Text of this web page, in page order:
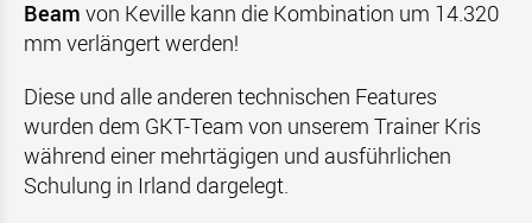
Beam von Keville kann die Kombination um 14.320
mm verlängert werden!
Diese und alle anderen technischen Features
wurden dem GKT-Team von unserem Trainer Kris
während einer mehrtägigen und ausführlichen
Schulung in Irland dargelegt.